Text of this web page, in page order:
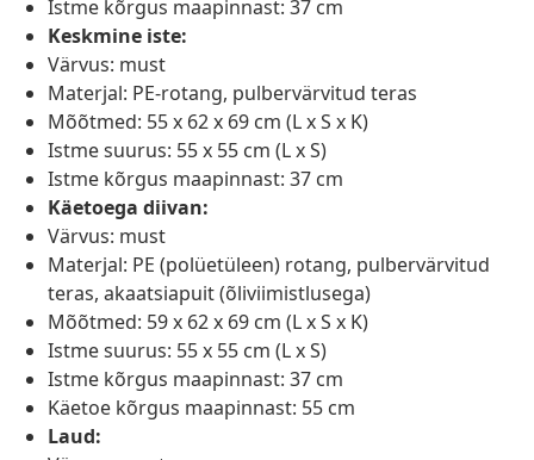
Istme kõrgus maapinnast: 37 cm
Keskmine iste:
Värvus: must
Materjal: PE-rotang, pulbervärvitud teras
Mõõtmed: 55 x 62 x 69 cm (L x S x K)
Istme suurus: 55 x 55 cm (L x S)
Istme kõrgus maapinnast: 37 cm
Käetoega diivan:
Värvus: must
Materjal: PE (polüetüleen) rotang, pulbervärvitud
teras, akaatsiapuit (õliviimistlusega)
Mõõtmed: 59 x 62 x 69 cm (L x S x K)
Istme suurus: 55 x 55 cm (L x S)
Istme kõrgus maapinnast: 37 cm
Käetoe kõrgus maapinnast: 55 cm
Laud: